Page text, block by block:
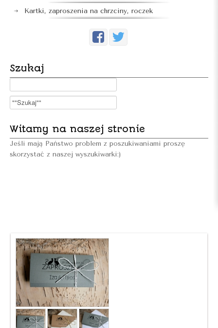
Kartki, zaproszenia na chrzciny, roczek
Szukaj
Witamy na naszej stronie
Jeśli mają Państwo problem z poszukiwaniami proszę
skorzystać z naszej wyszukiwarki:)